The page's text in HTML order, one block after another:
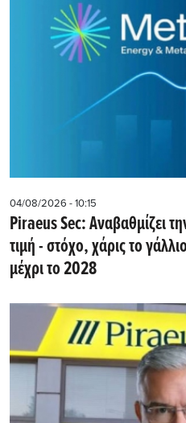
04/08/2026 - 10:15
Piraeus Sec: Αναβαθμίζει
τιμή - στόχο, χάρις το
μέχρι το 2028